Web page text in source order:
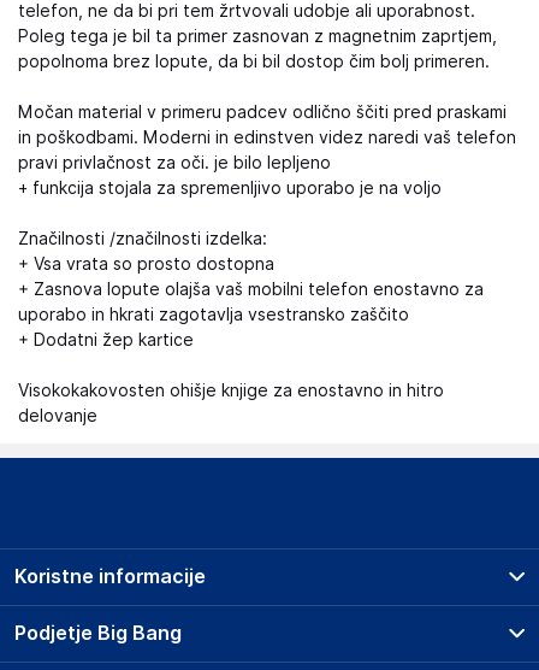
telefon, ne da bi pri tem žrtvovali udobje ali uporabnost.
Poleg tega je bil ta primer zasnovan z magnetnim zaprtjem,
popolnoma brez lopute, da bi bil dostop čim bolj primeren.
Močan material v primeru padcev odlično ščiti pred praskami
in poškodbami. Moderni in edinstven videz naredi vaš telefon
pravi privlačnost za oči. je bilo lepljeno
+ funkcija stojala za spremenljivo uporabo je na voljo
Značilnosti /značilnosti izdelka:
+ Vsa vrata so prosto dostopna
+ Zasnova lopute olajša vaš mobilni telefon enostavno za
uporabo in hkrati zagotavlja vsestransko zaščito
+ Dodatni žep kartice
Visokokakovosten ohišje knjige za enostavno in hitro
delovanje
Podjetje Big Bang
Koristne informacije
Prodajna mesta